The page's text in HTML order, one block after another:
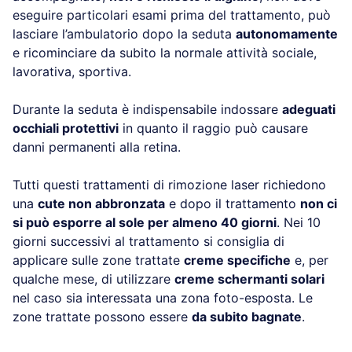
eseguire particolari esami prima del trattamento, può
lasciare l’ambulatorio dopo la seduta autonomamente
e ricominciare da subito la normale attività sociale,
lavorativa, sportiva.
Durante la seduta è indispensabile indossare adeguati
occhiali protettivi in quanto il raggio può causare
danni permanenti alla retina.
Tutti questi trattamenti di rimozione laser richiedono
una cute non abbronzata e dopo il trattamento non ci
si può esporre al sole per almeno 40 giorni. Nei 10
giorni successivi al trattamento si consiglia di
applicare sulle zone trattate creme specifiche e, per
qualche mese, di utilizzare creme schermanti solari
nel caso sia interessata una zona foto-esposta. Le
zone trattate possono essere da subito bagnate.